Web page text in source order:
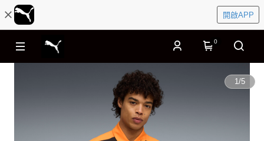
開啟APP
0
1/5